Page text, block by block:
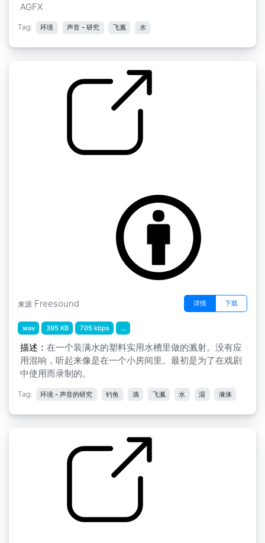
AGFX
Tag: 环境 声音 - 研究 飞溅 水
来源 Freesound 详情 下载
wav 395 KB 705 kbps ...
描述： 在一个装满水的塑料实用水槽里做的溅射。没有应
用混响，听起来像是在一个小房间里。最初是为了在戏剧
中使用而录制的。
Tag: 环境 - 声音的研究 钓鱼 滴 飞溅 水 湿 液体